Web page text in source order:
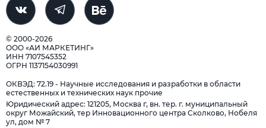
© 2000-2026
ООО «АИ МАРКЕТИНГ»
ИНН 7107545352
ОГРН 1137154030991
ОКВЭД: 72.19 - Научные исследования и разработки в области
естественных и технических наук прочие
Юридический адрес: 121205, Москва г, вн. тер. г. муниципальный
округ Можайский, тер Инновационного центра Сколково, Нобеля
ул, дом № 7